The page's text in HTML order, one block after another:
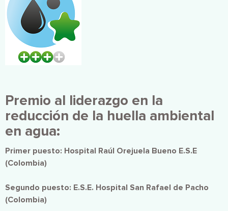
Premio al liderazgo en la
reducción de la huella ambiental
en agua:
Primer puesto: Hospital Raúl Orejuela Bueno E.S.E
(Colombia)
Segundo puesto: E.S.E. Hospital San Rafael de Pacho
(Colombia)